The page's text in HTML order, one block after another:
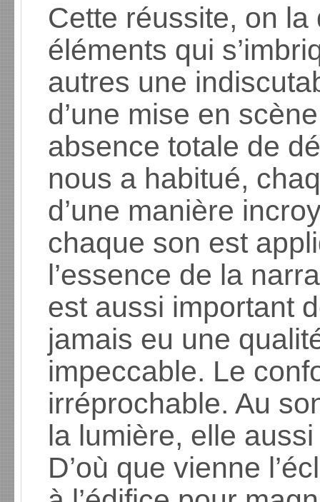
Cette réussite, on
éléments qui
autres une
d’une mise en
absence totale de
nous a habitué,
d’une manière
chaque son est
l’essence de la
est aussi important
jamais eu une
impeccable. Le
irréprochable. Au
la lumière, elle
D’où que vienne